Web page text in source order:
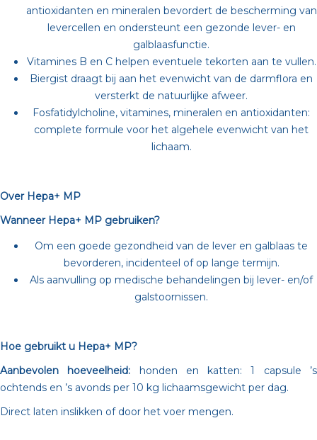
antioxidanten en mineralen bevordert de bescherming van
levercellen en ondersteunt een gezonde lever- en
galblaasfunctie.
Vitamines B en C helpen eventuele tekorten aan te vullen.
Biergist draagt bij aan het evenwicht van de darmflora en
versterkt de natuurlijke afweer.
Fosfatidylcholine, vitamines, mineralen en antioxidanten:
complete formule voor het algehele evenwicht van het
lichaam.
Over Hepa+ MP
Wanneer Hepa+ MP gebruiken?
Om een goede gezondheid van de lever en galblaas te
bevorderen, incidenteel of op lange termijn.
Als aanvulling op medische behandelingen bij lever- en/of
galstoornissen.
Hoe gebruikt u Hepa+ MP?
Aanbevolen hoeveelheid: honden en katten: 1 capsule ’s
ochtends en ’s avonds per 10 kg lichaamsgewicht per dag.
Direct laten inslikken of door het voer mengen.